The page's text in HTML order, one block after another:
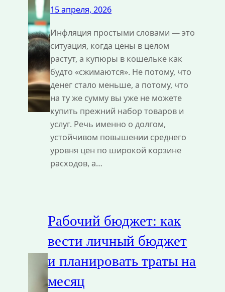
15 апреля, 2026
Инфляция простыми словами — это
ситуация, когда цены в целом
растут, а купюры в кошельке как
будто «сжимаются». Не потому, что
денег стало меньше, а потому, что
на ту же сумму вы уже не можете
купить прежний набор товаров и
услуг. Речь именно о долгом,
устойчивом повышении среднего
уровня цен по широкой корзине
расходов, а…
Рабочий бюджет: как
вести личный бюджет
и планировать траты на
месяц